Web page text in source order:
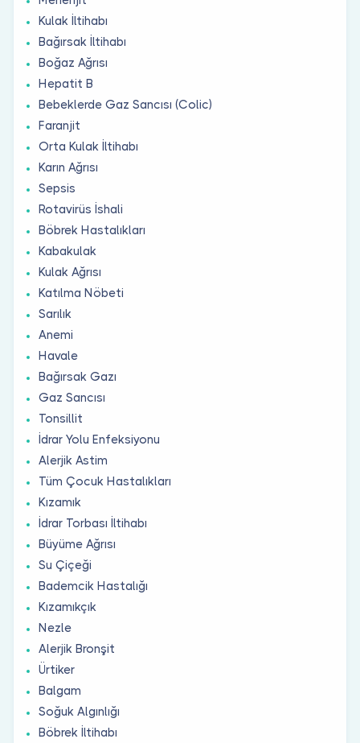
Kulak İltihabı
Bağırsak İltihabı
Boğaz Ağrısı
Hepatit B
Bebeklerde Gaz Sancısı (Colic)
Faranjit
Orta Kulak İltihabı
Karın Ağrısı
Sepsis
Rotavirüs İshali
Böbrek Hastalıkları
Kabakulak
Kulak Ağrısı
Katılma Nöbeti
Sarılık
Anemi
Havale
Bağırsak Gazı
Gaz Sancısı
Tonsillit
İdrar Yolu Enfeksiyonu
Alerjik Astim
Tüm Çocuk Hastalıkları
Kızamık
İdrar Torbası İltihabı
Büyüme Ağrısı
Su Çiçeği
Bademcik Hastalığı
Kızamıkçık
Nezle
Alerjik Bronşit
Ürtiker
Balgam
Soğuk Algınlığı
Böbrek İltihabı